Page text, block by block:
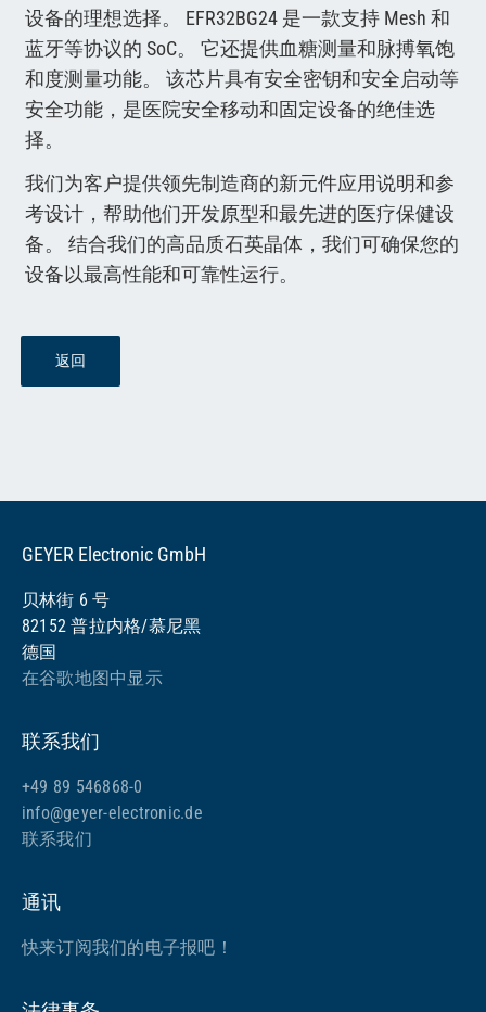
设备的理想选择。 EFR32BG24 是一款支持 Mesh 和
蓝牙等协议的 SoC。 它还提供血糖测量和脉搏氧饱
和度测量功能。 该芯片具有安全密钥和安全启动等
安全功能，是医院安全移动和固定设备的绝佳选
择。
我们为客户提供领先制造商的新元件应用说明和参
考设计，帮助他们开发原型和最先进的医疗保健设
备。 结合我们的高品质石英晶体，我们可确保您的
设备以最高性能和可靠性运行。
返回
GEYER Electronic GmbH
贝林街 6 号
82152 普拉内格/慕尼黑
德国
在谷歌地图中显示
联系我们
+49 89 546868-0
info@geyer-electronic.de
联系我们
通讯
快来订阅我们的电子报吧！